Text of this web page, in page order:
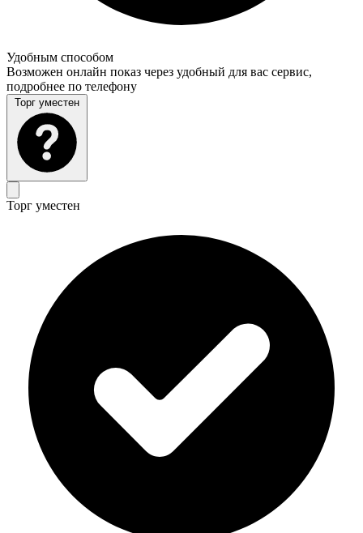
Удобным способом
Возможен онлайн показ через удобный для вас сервис,
подробнее по телефону
Торг уместен
Торг уместен